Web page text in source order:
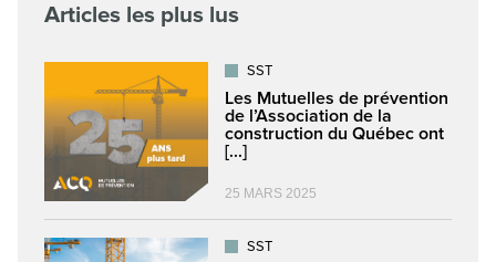
Articles les plus lus
SST
Les Mutuelles de prévention
de l’Association de la
construction du Québec ont
[...]
25 MARS 2025
SST